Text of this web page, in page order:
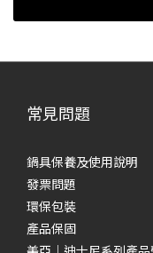
常見問題
鍋具保養及使用說明
發票問題
環保包裝
產品保固